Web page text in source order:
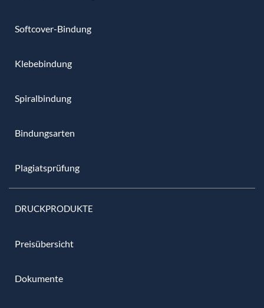
Softcover-Bindung
Klebebindung
Spiralbindung
Bindungsarten
Plagiatsprüfung
DRUCKPRODUKTE
Preisübersicht
Dokumente